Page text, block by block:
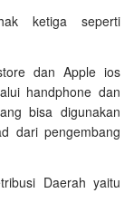
ketiga seperti
dan Apple ios
handphone dan
bisa digunakan
dari pengembang
Daerah yaitu